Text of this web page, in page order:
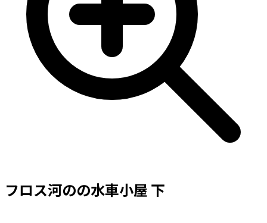
フロス河のの水車小屋 下